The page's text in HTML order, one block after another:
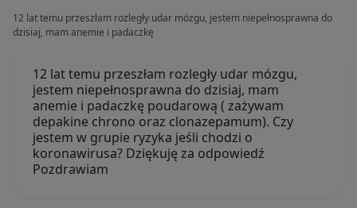
12 lat temu przeszłam rozległy udar mózgu, jestem niepełnosprawna do
dzisiaj, mam anemie i padaczkę
12 lat temu przeszłam rozległy udar mózgu,
jestem niepełnosprawna do dzisiaj, mam
anemie i padaczkę poudarową ( zażywam
depakine chrono oraz clonazepamum). Czy
jestem w grupie ryzyka jeśli chodzi o
koronawirusa? Dziękuję za odpowiedź
Pozdrawiam